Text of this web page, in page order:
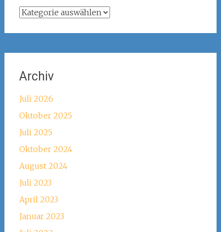
Kategorien
Archiv
Juli 2026
Oktober 2025
Juli 2025
Oktober 2024
August 2024
Juli 2023
April 2023
Januar 2023